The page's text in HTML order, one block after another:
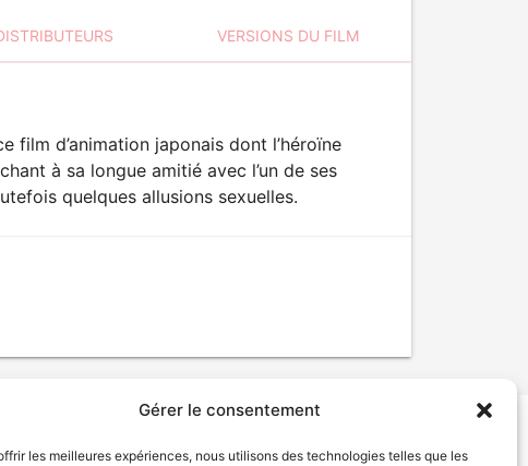
Gérer le consentement
les meilleures expériences, nous utilisons des technologies telles que les
VERSIONS DU FILM
film d’animation japonais dont l’héroïne
à sa longue amitié avec l’un de ses
quelques allusions sexuelles.
de services Politique de confidentialité